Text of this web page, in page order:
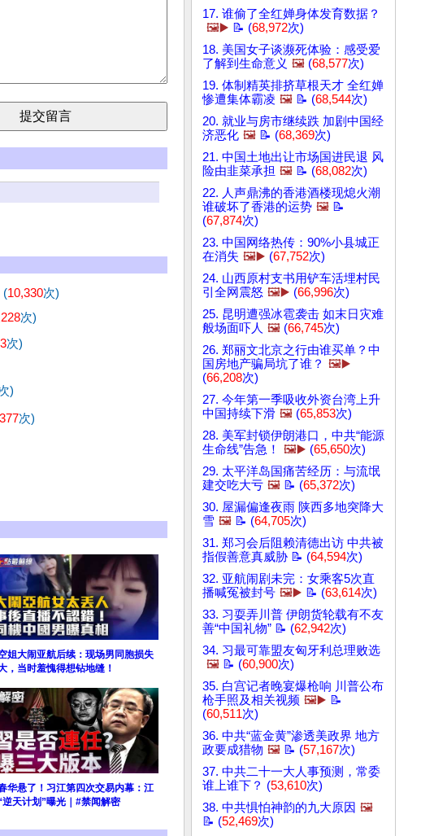
(10,330次)
次)
次)
)
次)
姐大闹亚航后续：现场男同胞损失
，当时羞愧得想钻地缝！
华悬了！习江第四次交易内幕：江
逆天计划”曝光｜#禁闻解密
17. 谁偷了全红婵身体发育数据？
🖼️▶️ 📝 (68,972次)
18. 美国女子谈濒死体验：感受爱
了解到生命意义 🖼️ (68,577次)
19. 体制精英排挤草根天才 全红婵
惨遭集体霸凌 🖼️ 📝 (68,544次)
20. 就业与房市继续跌 加剧中国经
济恶化 🖼️ 📝 (68,369次)
21. 中国土地出让市场国进民退 风
险由韭菜承担 🖼️ 📝 (68,082次)
22. 人声鼎沸的香港酒楼现熄火潮
谁破坏了香港的运势 🖼️ 📝
(67,874次)
23. 中国网络热传：90%小县城正
在消失 🖼️▶️ (67,752次)
24. 山西原村支书用铲车活埋村民
引全网震怒 🖼️▶️ (66,996次)
25. 昆明遭强冰雹袭击 如末日灾难
般场面吓人 🖼️ (66,745次)
26. 郑丽文北京之行由谁买单？中
国房地产骗局坑了谁？ 🖼️▶️
(66,208次)
27. 今年第一季吸收外资台湾上升
中国持续下滑 🖼️ (65,853次)
28. 美军封锁伊朗港口，中共“能源
生命线”告急！
🖼️▶️ (65,650次)
29. 太平洋岛国痛苦经历：与流氓
建交吃大亏 🖼️ 📝 (65,372次)
30. 屋漏偏逢夜雨 陕西多地突降大
雪 🖼️ 📝 (64,705次)
31. 郑习会后阻赖清德出访 中共被
指假善意真威胁 📝 (64,594次)
32. 亚航闹剧未完：女乘客5次直
播喊冤被封号 🖼️▶️ 📝 (63,614次)
33. 习耍弄川普 伊朗货轮载有不友
善“中国礼物” 📝 (62,942次)
34. 习最可靠盟友匈牙利总理败选
🖼️ 📝 (60,900次)
35. 白宫记者晚宴爆枪响 川普公布
枪手照及相关视频 🖼️▶️ 📝
(60,511次)
36. 中共“蓝金黄”渗透美政界 地方
政要成猎物 🖼️ 📝 (57,167次)
37. 中共二十一大人事预测，常委
谁上谁下？ (53,610次)
38. 中共惧怕神韵的九大原因 🖼️
📝 (52,469次)